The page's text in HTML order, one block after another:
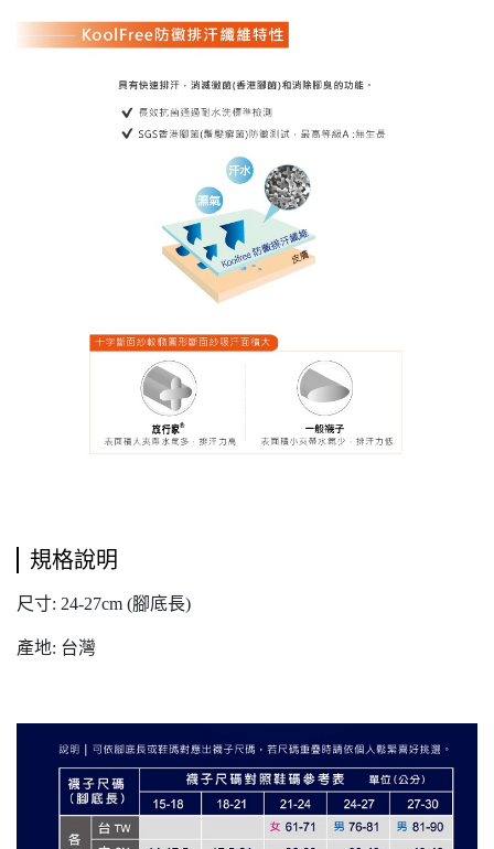
規格說明
尺寸: 24-27cm (腳底長)
產地: 台灣